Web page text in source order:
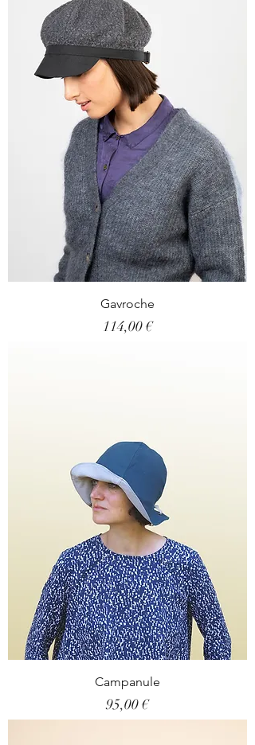
Gavroche
Prix
114,00 €
Campanule
Prix
95,00 €